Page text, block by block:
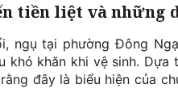
tiền liệt và những
ngụ tại phường Đông
khó khăn khi vệ sinh.
đây là biểu hiện của